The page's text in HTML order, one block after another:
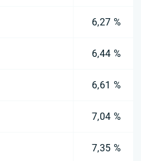
6,27 %
6,44 %
6,61 %
7,04 %
7,35 %